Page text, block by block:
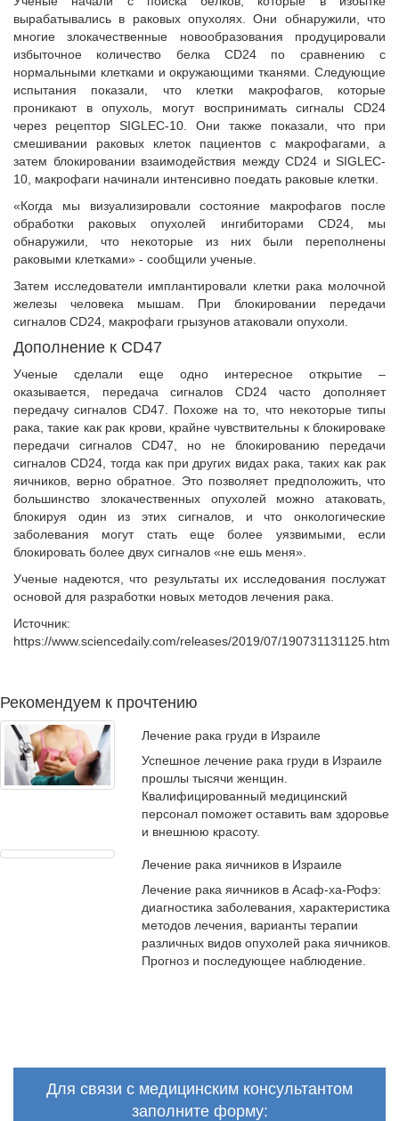
вырабатывались в раковых опухолях. Они обнаружили, что
многие злокачественные новообразования продуцировали
избыточное количество белка CD24 по сравнению с
нормальными клетками и окружающими тканями. Следующие
испытания показали, что клетки макрофагов, которые
проникают в опухоль, могут воспринимать сигналы CD24
через рецептор SIGLEC-10. Они также показали, что при
смешивании раковых клеток пациентов с макрофагами, а
затем блокировании взаимодействия между CD24 и SIGLEC-
10, макрофаги начинали интенсивно поедать раковые клетки.
«Когда мы визуализировали состояние макрофагов после
обработки раковых опухолей ингибиторами CD24, мы
обнаружили, что некоторые из них были переполнены
раковыми клетками» - сообщили ученые.
Затем исследователи имплантировали клетки рака молочной
железы человека мышам. При блокировании передачи
сигналов CD24, макрофаги грызунов атаковали опухоли.
Дополнение к CD47
Ученые сделали еще одно интересное открытие –
оказывается, передача сигналов CD24 часто дополняет
передачу сигналов CD47. Похоже на то, что некоторые типы
рака, такие как рак крови, крайне чувствительны к блокироваке
передачи сигналов CD47, но не блокированию передачи
сигналов CD24, тогда как при других видах рака, таких как рак
яичников, верно обратное. Это позволяет предположить, что
большинство злокачественных опухолей можно атаковать,
блокируя один из этих сигналов, и что онкологические
заболевания могут стать еще более уязвимыми, если
блокировать более двух сигналов «не ешь меня».
Ученые надеются, что результаты их исследования послужат
основой для разработки новых методов лечения рака.
Источник:
https://www.sciencedaily.com/releases/2019/07/190731131125.htm
Рекомендуем к прочтению
Лечение рака груди в Израиле
Успешное лечение рака груди в Израиле
прошлы тысячи женщин.
Квалифицированный медицинский
персонал поможет оставить вам здоровье
и внешнюю красоту.
Лечение рака яичников в Израиле
Лечение рака яичников в Асаф-ха-Рофэ:
диагностика заболевания, характеристика
методов лечения, варианты терапии
различных видов опухолей рака яичников.
Прогноз и последующее наблюдение.
Для связи с медицинским консультантом
заполните форму: